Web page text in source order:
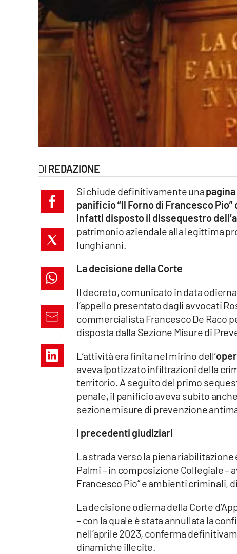
Lac Network
catanzarochannel.it
lacapitalenews.it
REDAZIONE
Si chiude definitivamente una
panificio “Il Forno di Francesco Pio”
infatti disposto il dissequestro
patrimonio aziendale alla legittima
lunghi anni.
La decisione della Corte
Il decreto, comunicato in data
l’appello presentato dagli avvocati
commercialista Francesco De Raco
disposta dalla Sezione Misure di
L’attività era finita nel mirino dell’
aveva ipotizzato infiltrazioni della
territorio. A seguito del primo
penale, il panificio aveva subito
sezione misure di prevenzione
I precedenti giudiziari
La strada verso la piena
Palmi – in composizione Collegiale –
Francesco Pio” e ambienti criminali,
La decisione odierna della Corte
– con la quale è stata annullata la
nell’aprile 2023, conferma
dinamiche illecite.